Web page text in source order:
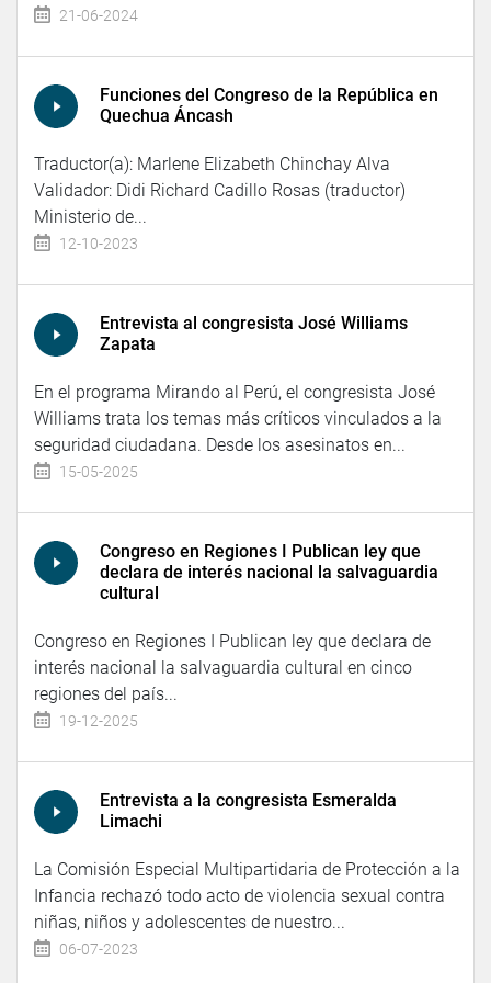
21-06-2024
Funciones del Congreso de la República en
Quechua Áncash
Traductor(a): Marlene Elizabeth Chinchay Alva
Validador: Didi Richard Cadillo Rosas (traductor)
Ministerio de...
12-10-2023
Entrevista al congresista José Williams
Zapata
En el programa Mirando al Perú, el congresista José
Williams trata los temas más críticos vinculados a la
seguridad ciudadana. Desde los asesinatos en...
15-05-2025
Congreso en Regiones I Publican ley que
declara de interés nacional la salvaguardia
cultural
Congreso en Regiones I Publican ley que declara de
interés nacional la salvaguardia cultural en cinco
regiones del país...
19-12-2025
Entrevista a la congresista Esmeralda
Limachi
La Comisión Especial Multipartidaria de Protección a la
Infancia rechazó todo acto de violencia sexual contra
niñas, niños y adolescentes de nuestro...
06-07-2023